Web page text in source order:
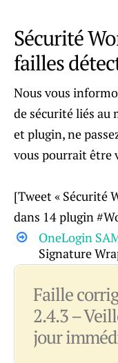
Sécurité
failles
Nous vous
de sécurité liés au
et plugin, ne
vous pourrait être
[Tweet « Sécurité
dans 14 plugin
OneLogin
Signature
Faille
2.4.3 –
jour